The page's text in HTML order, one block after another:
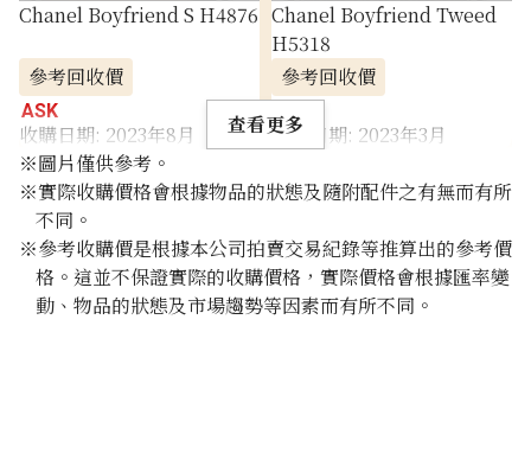
Chanel Boyfriend S H4876
參考回收價
ASK
收購日期: 2023年8月
Chanel Boyfriend Tweed
H5318
參考回收價
ASK
收購日期: 2023年3月
查看更多
※圖片僅供參考。
※實際收購價格會根據物品的狀態及隨附配件之有無而有所
不同。
※參考收購價是根據本公司拍賣交易紀錄等推算出的參考價
格。這並不保證實際的收購價格，實際價格會根據匯率變
動、物品的狀態及市場趨勢等因素而有所不同。